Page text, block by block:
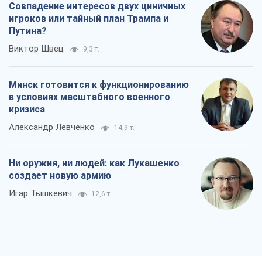
Совпадение интересов двух циничных
игроков или тайный план Трампа и
Путина?
Виктор Швец 9,3 т.
Минск готовится к функционированию
в условиях масштабного военного
кризиса
Александр Левченко 14,9 т.
Ни оружия, ни людей: как Лукашенко
создает новую армию
Игар Тышкевич 12,6 т.